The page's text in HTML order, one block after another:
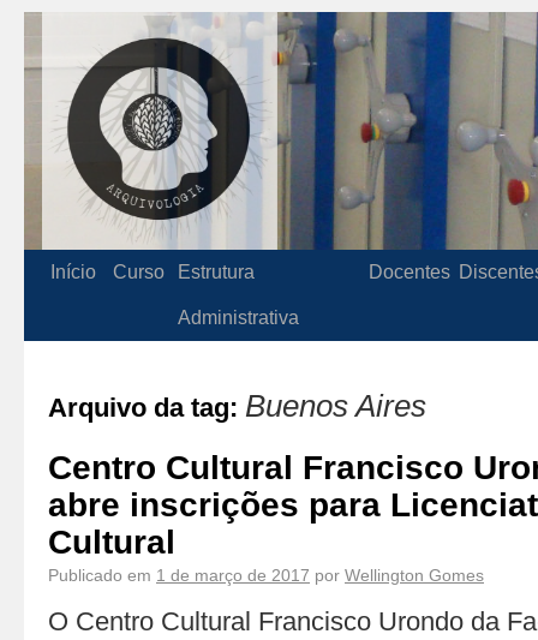
Início Curso Estrutura
Administrativa
Docentes
Arquivo da tag: Buenos Aires
Centro Cultural Francisco
abre inscrições para
Cultural
Publicado em 1 de março de 2017 por Wellington Gomes
O Centro Cultural Francisco Urondo da